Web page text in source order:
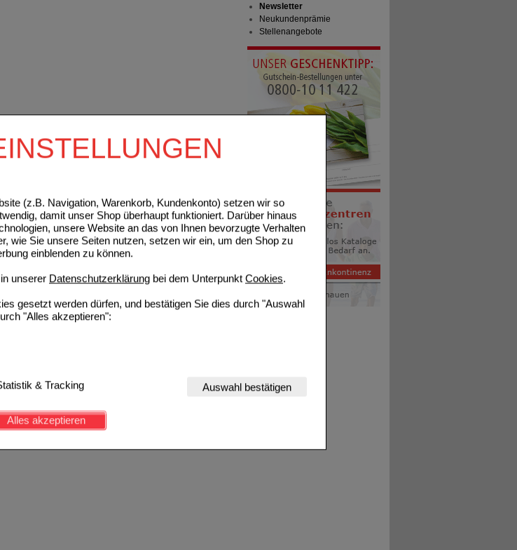
(z.B. Navigation, Warenkorb, Kundenkonto) setzen wir so
damit unser Shop überhaupt funktioniert. Darüber hinaus
unsere Website an das von Ihnen bevorzugte Verhalten
wie Sie unsere Seiten nutzen, setzen wir ein, um den Shop zu
einblenden zu können.
unserer Datenschutzerklärung bei dem Unterpunkt Cookies.
gesetzt werden dürfen, und bestätigen Sie dies durch "Auswahl
"Alles akzeptieren":
Cookies, die für die Grundfunktionen unserer Website
weshalb auf diese nicht verzichtet werden kann.
Einkaufserlebnis noch ansprechender zu gestalten,
oder unsere Seite an bevorzugte Verhaltensweisen (z.B.
betreiben.
für Sie optimieren können, den Inhalt auf unserer Website aber
für Sie zu gestalten. Bitte beachten Sie, dass Daten hierfür
übertragen werden.
& Tracking Auswahl bestätigen
Alles akzeptieren
Newsletter
Neukundenprämie
Stellenangebote